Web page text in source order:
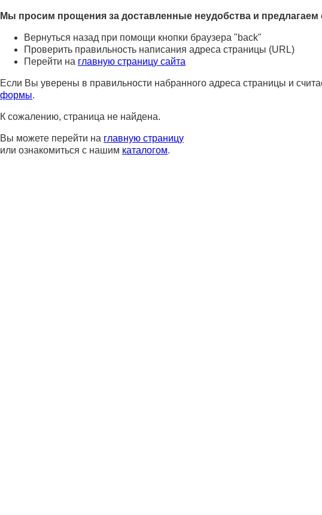
Мы просим прощения за доставленные неудобства и
Вернуться назад при помощи кнопки браузера "back"
Проверить правильность написания адреса страницы (URL)
Перейти на главную страницу сайта
Если Вы уверены в правильности набранного адреса страницы и
формы.
К сожалению, страница не найдена.
Вы можете перейти на главную страницу
или ознакомиться с нашим каталогом.